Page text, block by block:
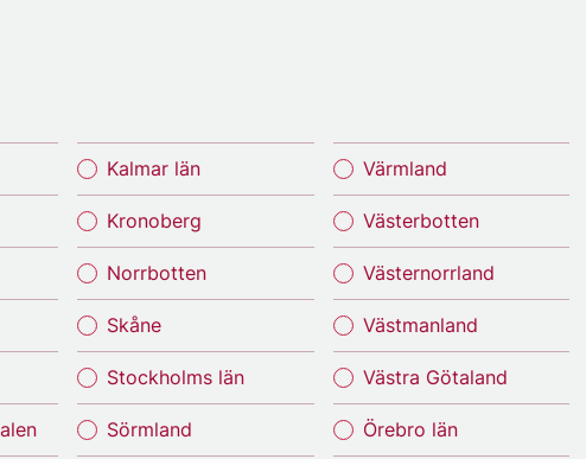
Kalmar län
Kronoberg
Norrbotten
Skåne
Stockholms län
Sörmland
Värmland
Västerbotten
Västernorrland
Västmanland
Västra Götaland
Örebro län